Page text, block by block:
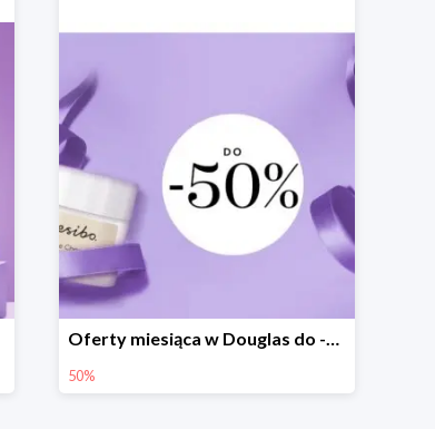
Oferty miesiąca w Douglas do -50%
50%